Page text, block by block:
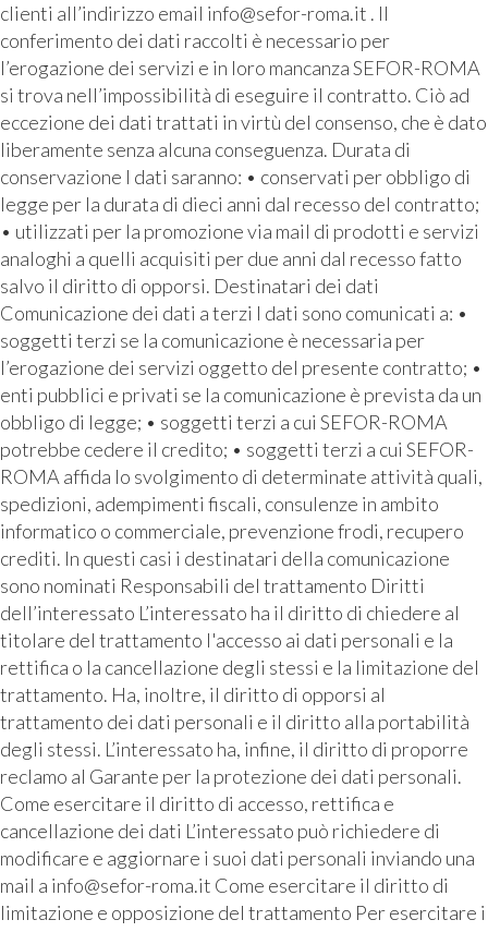
clienti all’indirizzo email info@sefor-roma.it . Il
conferimento dei dati raccolti è necessario per
l’erogazione dei servizi e in loro mancanza SEFOR-ROMA
si trova nell’impossibilità di eseguire il contratto. Ciò ad
eccezione dei dati trattati in virtù del consenso, che è dato
liberamente senza alcuna conseguenza. Durata di
conservazione I dati saranno: • conservati per obbligo di
legge per la durata di dieci anni dal recesso del contratto;
• utilizzati per la promozione via mail di prodotti e servizi
analoghi a quelli acquisiti per due anni dal recesso fatto
salvo il diritto di opporsi. Destinatari dei dati
Comunicazione dei dati a terzi I dati sono comunicati a: •
soggetti terzi se la comunicazione è necessaria per
l’erogazione dei servizi oggetto del presente contratto; •
enti pubblici e privati se la comunicazione è prevista da un
obbligo di legge; • soggetti terzi a cui SEFOR-ROMA
potrebbe cedere il credito; • soggetti terzi a cui SEFOR-
ROMA affida lo svolgimento di determinate attività quali,
spedizioni, adempimenti fiscali, consulenze in ambito
informatico o commerciale, prevenzione frodi, recupero
crediti. In questi casi i destinatari della comunicazione
sono nominati Responsabili del trattamento Diritti
dell’interessato L’interessato ha il diritto di chiedere al
titolare del trattamento l'accesso ai dati personali e la
rettifica o la cancellazione degli stessi e la limitazione del
trattamento. Ha, inoltre, il diritto di opporsi al
trattamento dei dati personali e il diritto alla portabilità
degli stessi. L’interessato ha, infine, il diritto di proporre
reclamo al Garante per la protezione dei dati personali.
Come esercitare il diritto di accesso, rettifica e
cancellazione dei dati L’interessato può richiedere di
modificare e aggiornare i suoi dati personali inviando una
mail a info@sefor-roma.it Come esercitare il diritto di
limitazione e opposizione del trattamento Per esercitare i